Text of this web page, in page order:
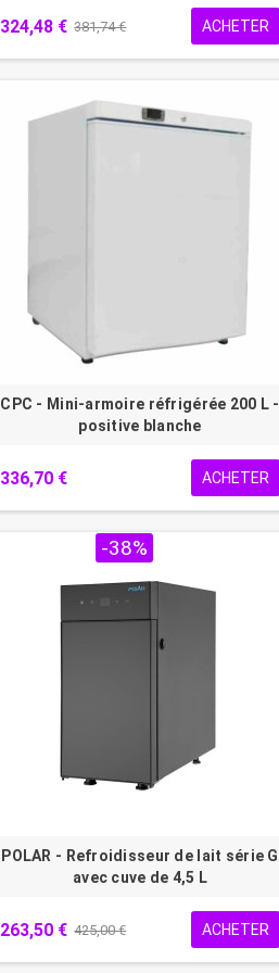
324,48 € 381,74 € ACHETER
CPC - Mini-armoire réfrigérée 200 L -
positive blanche
336,70 € ACHETER
-38%
POLAR - Refroidisseur de lait série G
avec cuve de 4,5 L
263,50 € 425,00 € ACHETER